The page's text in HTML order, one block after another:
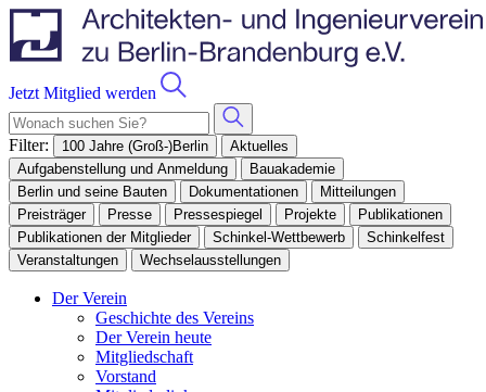
Jetzt Mitglied werden
Filter: 100 Jahre (Groß-)Berlin
Aktuelles
Aufgabenstellung und Anmeldung
Bauakademie
Berlin und seine Bauten
Dokumentationen
Mitteilungen
Preisträger
Presse Pressespiegel Projekte
Publikationen
Publikationen der Mitglieder
Schinkel-Wettbewerb
Schinkelfest
Veranstaltungen
Wechselausstellungen
Der Verein
Geschichte des Vereins
Der Verein heute
Mitgliedschaft
Vorstand